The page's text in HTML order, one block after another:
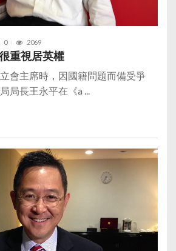
0 2069
重視居英權
會主席時，因國籍問題而備受爭
局長王永平在《a ...